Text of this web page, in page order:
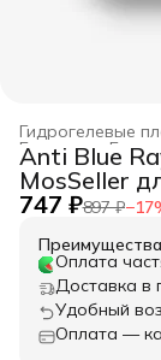
Гидрогелевые
Главная ›
Anti Blue
MosSeller
747 ₽897 ₽−17
Преимущества
Оплата
Доставка в
Удобный
Оплата —